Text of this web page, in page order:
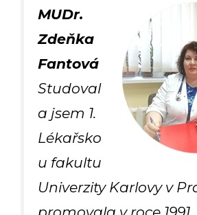
MUDr.
Zdeňka
Fantová
Studoval
a jsem 1.
Lékařsko
u fakultu
Univerzity Karlovy v